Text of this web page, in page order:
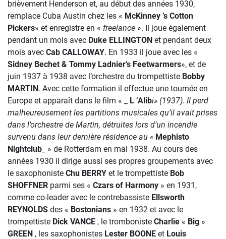
brièvement Henderson et, au début des années 1930,
remplace Cuba Austin chez les « McKinney ’s Cotton
Pickers» et enregistre en « freelance ». Il joue également
pendant un mois avec Duke ELLINGTON et pendant deux
mois avec Cab CALLOWAY. En 1933 il joue avec les «
Sidney Bechet & Tommy Ladnier’s Feetwarmers», et de
juin 1937 à 1938 avec l’orchestre du trompettiste Bobby
MARTIN. Avec cette formation il effectue une tournée en
Europe et apparaît dans le film « _ L ’Alibi» (1937). Il perd
malheureusement les partitions musicales qu’il avait prises
dans l’orchestre de Martin, détruites lors d’un incendie
survenu dans leur dernière résidence au « Mephisto
Nightclub _ » de Rotterdam en mai 1938. Au cours des
années 1930 il dirige aussi ses propres groupements avec
le saxophoniste Chu BERRY et le trompettiste Bob
SHOFFNER parmi ses « Czars of Harmony » en 1931,
comme co-leader avec le contrebassiste Ellsworth
REYNOLDS des « Bostonians » en 1932 et avec le
trompettiste Dick VANCE , le tromboniste Charlie « Big »
GREEN , les saxophonistes Lester BOONE et Louis